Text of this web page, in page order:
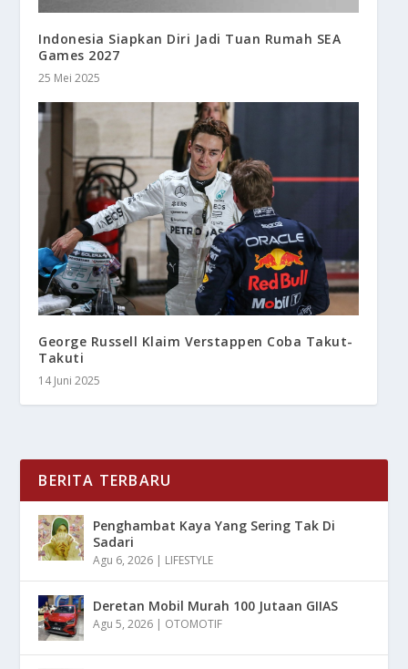
Indonesia Siapkan Diri Jadi Tuan Rumah SEA
Games 2027
25 Mei 2025
George Russell Klaim Verstappen Coba Takut-
Takuti
14 Juni 2025
BERITA TERBARU
Penghambat Kaya Yang Sering Tak Di
Sadari
Agu 6, 2026 | LIFESTYLE
Deretan Mobil Murah 100 Jutaan GIIAS
Agu 5, 2026 | OTOMOTIF